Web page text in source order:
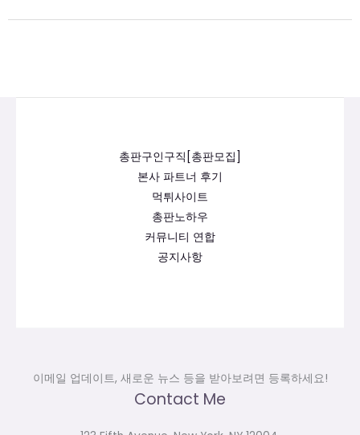
총판구인구직[총판모집]
본사 파트너 후기
먹튀사이트
총판노하우
커뮤니티 연합
공지사항
이메일 업데이트, 새로운 뉴스 등을 받아보려면 등록하세요!
Contact Me